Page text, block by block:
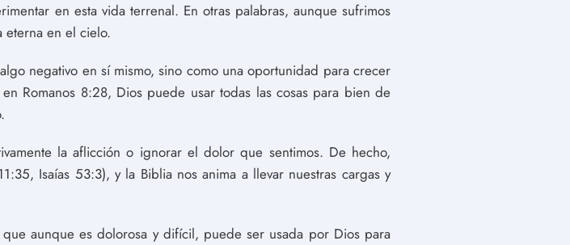
en esta vida terrenal. En otras palabras, aunque sufrimos
eterna en el cielo.
negativo en sí mismo, sino como una oportunidad para crecer
Romanos 8:28, Dios puede usar todas las cosas para bien de
la aflicción o ignorar el dolor que sentimos. De hecho,
Isaías 53:3), y la Biblia nos anima a llevar nuestras cargas y
aunque es dolorosa y difícil, puede ser usada por Dios para